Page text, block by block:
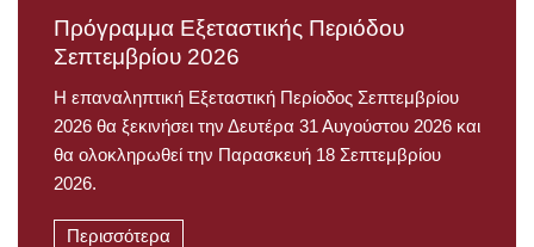
Πρόγραμμα Εξεταστικής Περιόδου
Σεπτεμβρίου 2026
Η επαναληπτική Εξεταστική Περίοδος Σεπτεμβρίου
2026 θα ξεκινήσει την Δευτέρα 31 Αυγούστου 2026 και
θα ολοκληρωθεί την Παρασκευή 18 Σεπτεμβρίου
2026.
Περισσότερα